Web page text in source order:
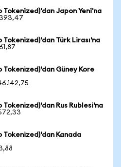
Japon Yeni'na
Türk Lirası'na
Güney Kore
Rus Rublesi'na
Kanada